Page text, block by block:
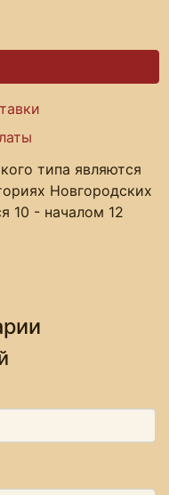
типа являются
Новгородских
10 - началом 12